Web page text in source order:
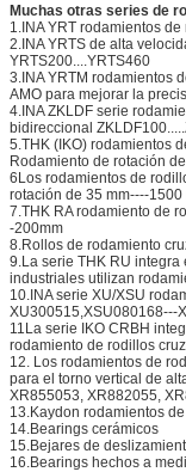
Muchas otras series de
1.INA YRT rodamientos
2.INA YRTS de alta
YRTS200....YRTS460
3.INA YRTM rodamientos
AMO para mejorar la
4.INA ZKLDF serie
bidireccional
5.THK (IKO) rodamientos
Rodamiento de rotación
6Los rodamientos de
rotación de 35 mm----1500
7.THK RA rodamiento de
-200mm
8.Rollos de rodamiento
9.La serie THK RU
industriales utilizan
10.INA serie XU/XSU
XU300515,XSU080168---
11La serie IKO CRBH
rodamiento de rodillos
12. Los rodamientos de
para el torno vertical de
XR855053, XR882055,
13.Kaydon rodamientos
14.Bearings cerámicos
15.Bejares de
16.Bearings hechos a